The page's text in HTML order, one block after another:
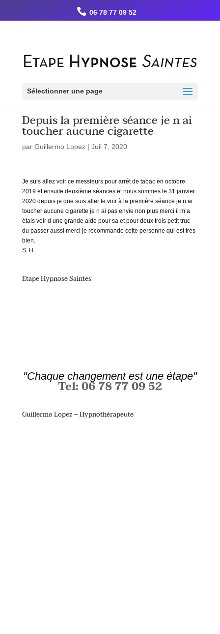
référencement et prise de rendez-vous pour les Hypnothérapeutes
06 78 77 09 52
Sélectionner une page
Depuis la première séance je n ai
toucher aucune cigarette
par Guillermo Lopez| Juil 7, 2020
Je suis allez voir ce messieurs pour arrêt de tabac en octobre
2019 et ensuite deuxième séances et nous sommes le 31 janvier
2020 depuis je que suis aller le voir à la première séance je n ai
toucher aucune cigarette je n ai pas envie non plus merci il m’a
étais voir d une grande aide pour sa et pour deux trois petit truc
du passer aussi merci je recommande cette personne qui est très
bien.
S. H.
Etape Hypnose Saintes
"Chaque changement est une étape"
Tel: 06 78 77 09 52
Guillermo Lopez – Hypnothérapeute